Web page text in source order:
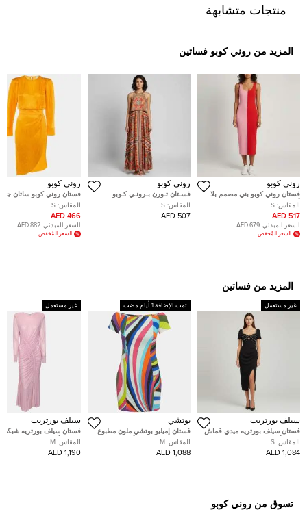
منتجات متشابهة
المزيد من روني كوبو فساتين
روني كوبو
فستان روني كوبو بني مصمم بلا
أكمام بطول متوسط مقاس صغير
(سمول)
المقاس: S
517 AED
السعر المبدئي: 679 AED
السعر المُخفض
روني كوبو
فسـتان تـورن بـرونـي كـوبو
طبـاعة زهـور بـيسـلي برتـقالـي
صـنـاعـي طـويل مقـاس صغـير
المقاس: S
507 AED
روني كوبو
فستان روني كوبو ساتان
برتقالي ماريغولد غير متماثل
متوسط الطول مقاس صغير
المقاس: S
466 AED
السعر المبدئي: 882 AED
السعر المُخفض
المزيد من فساتين
غير مستعمل
سيلف بورتريت
فستان سيلف بورتريه ميدي قماش
كريب أسود مع تفاصيل ماسية
مقاس صغير
المقاس: S
1,084 AED
تمت الإضافة 1 أيام مضت
بوتشي
فستان إميليو بوتشي ملون مطبوع
إيريدي كريب بدون أكتاف كادي
قصير متوسط
المقاس: M
1,088 AED
غير مستعمل
سيلف بورتريت
فستان سيلف بورتريه شبكي
مرصع بأحجار الراين مجمع
مقاس متوسط - ميديام
المقاس: M
1,190 AED
تسوق من روني كوبو